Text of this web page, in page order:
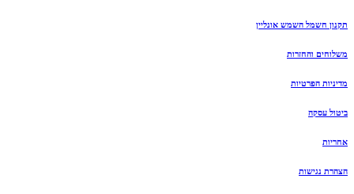
תקנון חשמל השמש אונליין
משלוחים והחזרות
מדיניות הפרטיות
ביטול עסקה
אחריות
הצהרת נגישות